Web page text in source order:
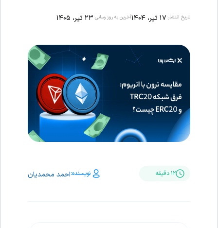
تاریخ انتشار:۱۷ تیر، ۱۴۰۴ آخرین به روز رسانی:۲۳ تیر، ۱۴۰۵
۱۲ دقیقه نویسنده:احمد محمدیان